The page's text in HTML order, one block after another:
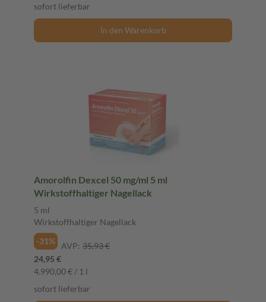
sofort lieferbar
In den Warenkorb
Amorolfin Dexcel 50 mg/ml 5 ml
Wirkstoffhaltiger Nagellack
5 ml
Wirkstoffhaltiger Nagellack
-31%
AVP: 35,93 €
24,95 €
4.990,00 € / 1 l
sofort lieferbar